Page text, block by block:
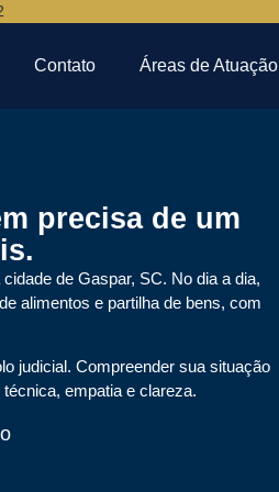
Contato Áreas de Atuação
precisa de um
de Gaspar, SC. No dia a dia,
alimentos e partilha de bens, com
judicial. Compreender sua situação
empatia e clareza.